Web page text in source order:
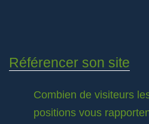
Référencer son site
Combien de visiteurs
positions vous